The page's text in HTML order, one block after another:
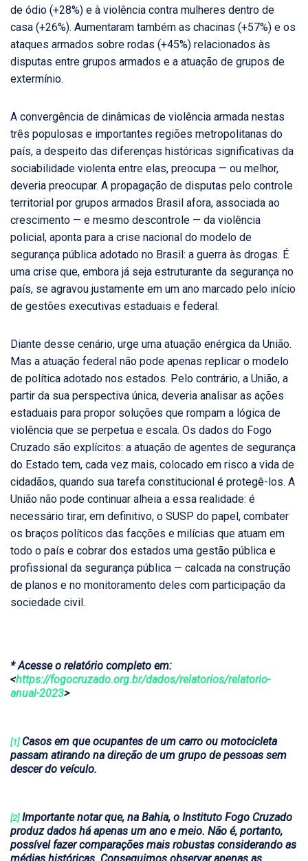
de ódio (+28%) e à violência contra mulheres dentro de
casa (+26%). Aumentaram também as chacinas (+57%) e os
ataques armados sobre rodas (+45%) relacionados às
disputas entre grupos armados e a atuação de grupos de
extermínio.
A convergência de dinâmicas de violência armada nestas
três populosas e importantes regiões metropolitanas do
país, a despeito das diferenças históricas significativas da
sociabilidade violenta entre elas, preocupa — ou melhor,
deveria preocupar. A propagação de disputas pelo controle
territorial por grupos armados Brasil afora, associada ao
crescimento — e mesmo descontrole — da violência
policial, aponta para a crise nacional do modelo de
segurança pública adotado no Brasil: a guerra às drogas. É
uma crise que, embora já seja estruturante da segurança no
país, se agravou justamente em um ano marcado pelo início
de gestões executivas estaduais e federal.
Diante desse cenário, urge uma atuação enérgica da União.
Mas a atuação federal não pode apenas replicar o modelo
de política adotado nos estados. Pelo contrário, a União, a
partir da sua perspectiva única, deveria analisar as ações
estaduais para propor soluções que rompam a lógica de
violência que se perpetua e escala. Os dados do Fogo
Cruzado são explícitos: a atuação de agentes de segurança
do Estado tem, cada vez mais, colocado em risco a vida de
cidadãos, quando sua tarefa constitucional é protegê-los. A
União não pode continuar alheia a essa realidade: é
necessário tirar, em definitivo, o SUSP do papel, combater
os braços políticos das facções e milícias que atuam em
todo o país e cobrar dos estados uma gestão pública e
profissional da segurança pública — calcada na construção
de planos e no monitoramento deles com participação da
sociedade civil.
* Acesse o relatório completo em:
<https://fogocruzado.org.br/dados/relatorios/relatorio-
anual-2023>
[1]Casos em que ocupantes de um carro ou motocicleta
passam atirando na direção de um grupo de pessoas sem
descer do veículo.
[2]Importante notar que, na Bahia, o Instituto Fogo Cruzado
produz dados há apenas um ano e meio. Não é, portanto,
possível fazer comparações mais robustas considerando as